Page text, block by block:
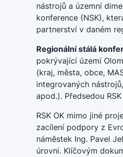
nástrojů a územní
konference (NSK),
partnerství v daném
Regionální stálá
pokrývající území
(kraj, města, obce,
integrovaných
apod.). Předsedou
RSK OK mimo jiné
zacílení podpory z
náměstek Ing. Pavel
úrovni. Klíčovým